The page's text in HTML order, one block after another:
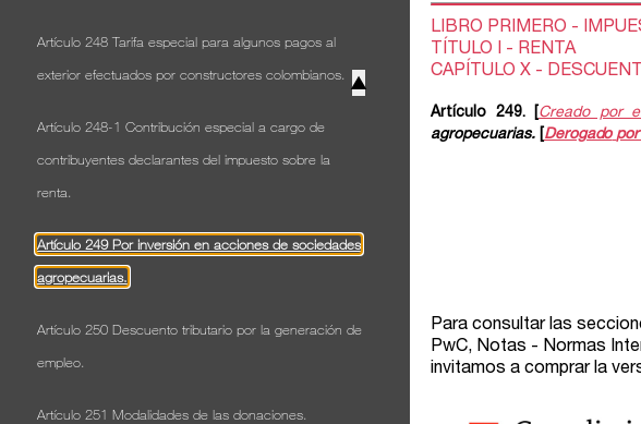
▲
Artículo 248 Tarifa especial para algunos pagos al
exterior efectuados por constructores colombianos.
Artículo 248-1 Contribución especial a cargo de
contribuyentes declarantes del impuesto sobre la
renta.
Artículo 249 Por inversión en acciones de sociedades
agropecuarias.
Artículo 250 Descuento tributario por la generación de
empleo.
Artículo 251 Modalidades de las donaciones.